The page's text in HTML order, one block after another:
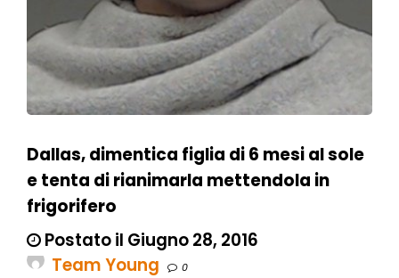
Dallas, dimentica figlia di 6 mesi al sole
e tenta di rianimarla mettendola in
frigorifero
Postato il Giugno 28, 2016
Team Young
0